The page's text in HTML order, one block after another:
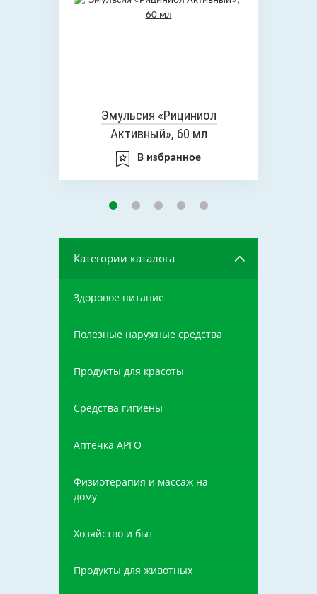
Эмульсия «Рициниол
Активный», 60 мл
В избранное
Категории каталога
Здоровое питание
Полезные наружные средства
Продукты для красоты
Средства гигиены
Аптечка АРГО
Физиотерапия и массаж на
дому
Хозяйство и быт
Продукты для животных